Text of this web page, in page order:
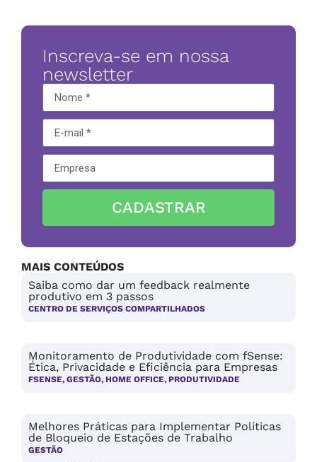
Inscreva-se em nossa
newsletter
CADASTRAR
MAIS CONTEÚDOS
Saiba como dar um feedback realmente
produtivo em 3 passos
CENTRO DE SERVIÇOS COMPARTILHADOS
Monitoramento de Produtividade com fSense:
Ética, Privacidade e Eficiência para Empresas
FSENSE, GESTÃO, HOME OFFICE, PRODUTIVIDADE
Melhores Práticas para Implementar Políticas
de Bloqueio de Estações de Trabalho
GESTÃO